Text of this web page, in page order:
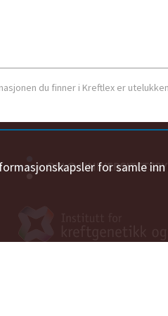
for samle
du finner i Kreftlex er